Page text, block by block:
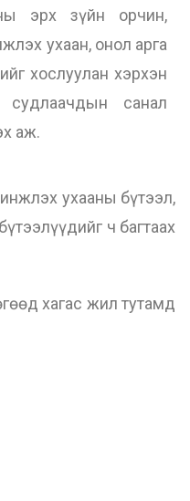
эрх зүйн орчин,
ухаан, онол арга
хослуулан хэрхэн
судлаачдын санал
аж.
ухааны бүтээл,
ч багтаах
хагас жил тутамд